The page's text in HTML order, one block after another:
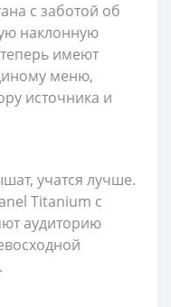
с заботой об
наклонную
имеют
меню,
источника и
учатся лучше.
Titanium с
аудиторию